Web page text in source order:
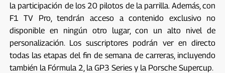
la participación de los 20 pilotos de la parrilla. Además, con
F1 TV Pro, tendrán acceso a contenido exclusivo no
disponible en ningún otro lugar, con un alto nivel de
personalización. Los suscriptores podrán ver en directo
todas las etapas del fin de semana de carreras, incluyendo
también la Fórmula 2, la GP3 Series y la Porsche Supercup.